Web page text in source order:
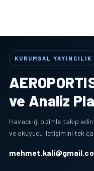
KURUMSAL YAYINCILIK
ve Analiz
Havacılığı bizimle takip
ve okuyucu iletişimini tek